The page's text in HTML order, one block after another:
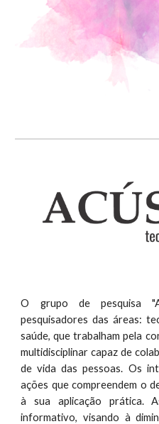
O grupo de pesquisa
pesquisadores das áreas:
saúde, que trabalham pela
multidisciplinar capaz de
de vida das pessoas. Os
ações que compreendem o
à sua aplicação prática.
informativo, visando à